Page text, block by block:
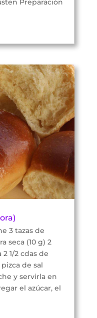
Preparación
3 tazas de
seca (10 g) 2
1/2 cdas de
de sal
y servirla en
el azúcar, el